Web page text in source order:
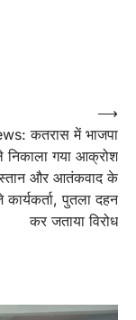
कतरास में भाजपा
गया आक्रोश
और आतंकवाद के
पुतला दहन
कर जताया विरोध
⟶